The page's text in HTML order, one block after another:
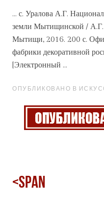
... с. Уралова А.Г.
земли Мытищинской / А.Г.
Мытищи, 2016. 200 с.
фабрики декоративной
[Электронный ...
ОПУБЛИКОВАНО В
<span